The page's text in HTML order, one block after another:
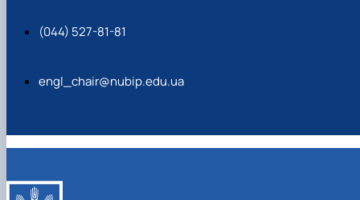
(044) 527-81-81
engl_chair@nubip.edu.ua